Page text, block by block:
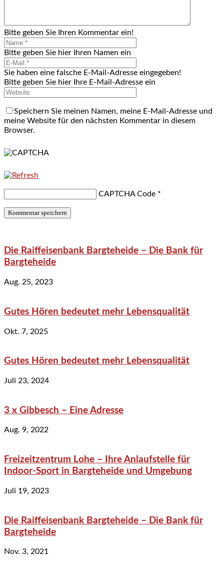
Bitte geben Sie Ihren Kommentar ein!
Bitte geben Sie hier Ihren Namen ein
Sie haben eine falsche E-Mail-Adresse eingegeben!
Bitte geben Sie hier Ihre E-Mail-Adresse ein
Speichern Sie meinen Namen, meine E-Mail-Adresse und
meine Website für den nächsten Kommentar in diesem
Browser.
CAPTCHA Code *
Die Raiffeisenbank Bargteheide – Die Bank für
Bargteheide
Aug. 25, 2023
Gutes Hören bedeutet mehr Lebensqualität
Okt. 7, 2025
Gutes Hören bedeutet mehr Lebensqualität
Juli 23, 2024
3 x Gibbesch – Eine Adresse
Aug. 9, 2022
Freizeitzentrum Lohe – Ihre Anlaufstelle für
Indoor-Sport in Bargteheide und Umgebung
Juli 19, 2023
Die Raiffeisenbank Bargteheide – Die Bank für
Bargteheide
Nov. 3, 2021